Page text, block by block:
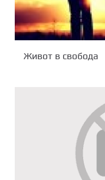
Живот в свобода